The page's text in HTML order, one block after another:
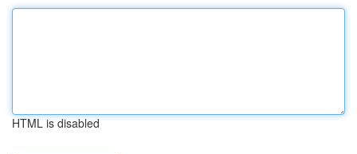
HTML is disabled